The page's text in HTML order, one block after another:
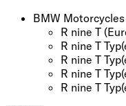
BMW Motorcycles
R nine T
R nine T
R nine T
R nine T
R nine T